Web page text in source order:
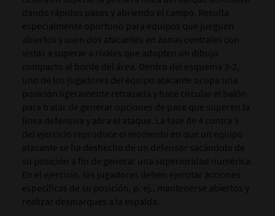
dando rápidos pases y abriendo el campo. Resulta
especialmente oportuno para equipos que jueguen
abiertos y usen dos atacantes en zonas centrales con
vistas a superar a rivales que adopten un dibujo
compacto al borde del área. Dentro del esquema 3-2,
uno de los jugadores del equipo atacante ocupa una
posición ligeramente retrasada y hace circular el balón
para tratar de generar opciones de pase que superen la
línea defensiva y abra el ataque. La fase de 4 contra 3
del ejercicio reproduce el momento en que un equipo
atacante se ha deshecho de un defensor sacándolo de
su posición a fin de generar una superioridad numérica.
En el ejercicio, los jugadores deben ejecutar acciones
específicas de su posición, p. ej., mantenerse abiertos y
realizar desmarques a la espalda.